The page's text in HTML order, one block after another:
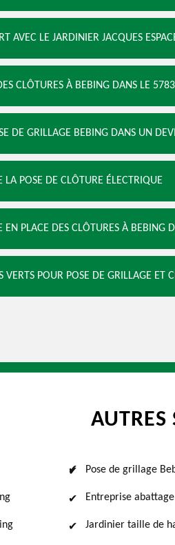
AVEC LE JARDINIER JACQUES
CLÔTURES À BEBING DANS LE
DE GRILLAGE BEBING DANS UN
LA POSE DE CLÔTURE ÉLECTRIQUE
PLACE DES CLÔTURES À BEBING
VERTS POUR POSE DE GRILLAGE ET
AUTRES
Pose de grillage
Entreprise
Jardinier taille de